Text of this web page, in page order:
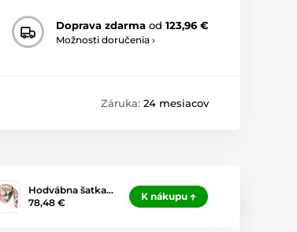
Doprava zdarma od 123,96 €
Možnosti doručenia ›
Záruka: 24 mesiacov
Hodvábna šatka…
78,48 €
K nákupu